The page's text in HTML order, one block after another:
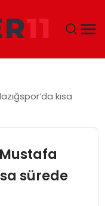
kısa
sürede